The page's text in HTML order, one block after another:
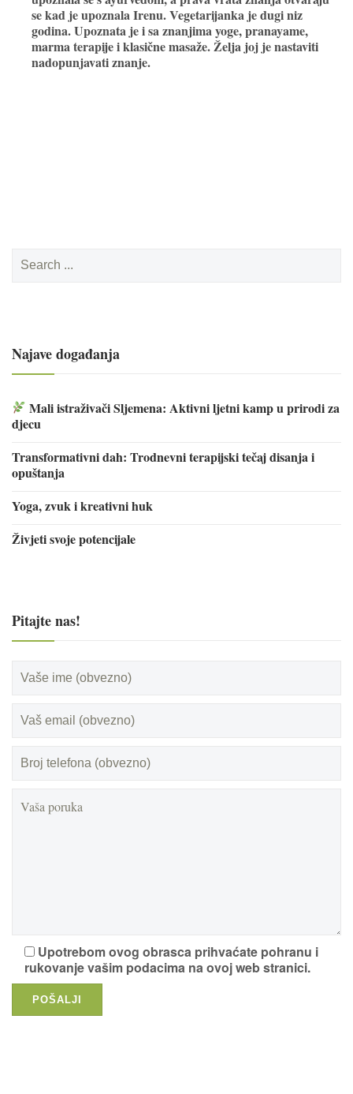
se kad je upoznala Irenu. Vegetarijanka je dugi niz
godina. Upoznata je i sa znanjima yoge, pranayame,
marma terapije i klasične masaže. Želja joj je nastaviti
nadopunjavati znanje.
Search
for:
Najave događanja
Mali istraživači Sljemena: Aktivni ljetni kamp u prirodi za
djecu
Transformativni dah: Trodnevni terapijski tečaj disanja i
opuštanja
Yoga, zvuk i kreativni huk
Živjeti svoje potencijale
Pitajte nas!
Upotrebom ovog obrasca prihvaćate pohranu i
rukovanje vašim podacima na ovoj web stranici.